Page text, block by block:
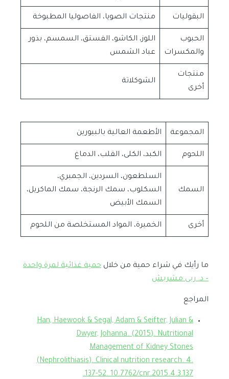
البقوليات منتجات الصويا، الفاصوليا المطبوخة
الحبوب
والمكسرات
اللوز، الكاشو، الفستق، السمسم، بذور
عباد الشمس
منتجات
أخرى
الشوكلاتة
المجموعة الأطعمة العالية بالبيورين
اللحوم الكبد، الكلى، القلب، الدماغ
السمك
السلطعون، السردين، الجمبري،
السكلوب، سمك الرنجة، سمك الماكريل،
السمك الأبيض
أخرى الخميرة، المواد المستخلصة من اللحوم
ما رأيك في شراء حمية من خلال حمية غذائية لمرة واحدة
– د. ربى مشربش
المراجع
Han, Haewook & Segal, Adam & Seifter, Julian &
Dwyer, Johanna. (2015). Nutritional
Management of Kidney Stones
(Nephrolithiasis). Clinical nutrition research. 4.
137-52. 10.7762/cnr.2015.4.3.137.